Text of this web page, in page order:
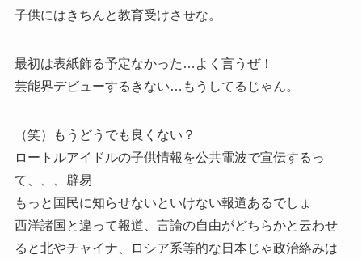
子供にはきちんと教育受けさせな。
最初は表紙飾る予定なかった…よく言うぜ！
芸能界デビューするきない…もうしてるじゃん。
（笑）もうどうでも良くない？
ロートルアイドルの子供情報を公共電波で宣伝するっ
て、、、辟易
もっと国民に知らせないといけない報道あるでしょ
西洋諸国と違って報道、言論の自由がどちらかと云わせ
ると北やチャイナ、ロシア系等的な日本じゃ政治絡みは